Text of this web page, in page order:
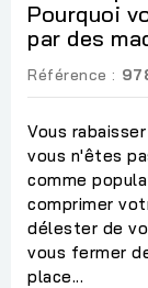
Pourquoi
par des
Référence :
Vous
vous n'êtes
comme
comprimer
délester de
vous fermer
place...